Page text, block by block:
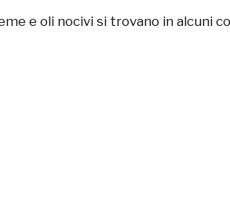
e oli nocivi si trovano in alcuni